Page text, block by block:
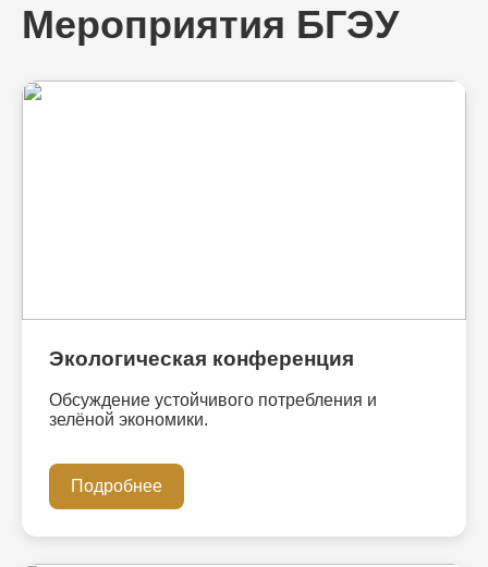
Мероприятия БГЭУ
Экологическая конференция
Обсуждение устойчивого потребления и
зелёной экономики.
Подробнее